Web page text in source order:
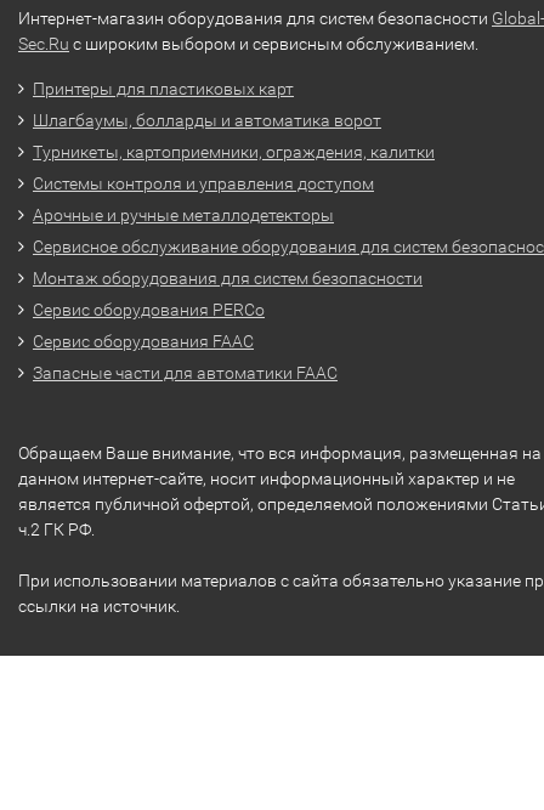
Интернет-магазин оборудования для систем безопасности Global-
Sec.Ru с широким выбором и сервисным обслуживанием.
Принтеры для пластиковых карт
Шлагбаумы, болларды и автоматика ворот
Турникеты, картоприемники, ограждения, калитки
Системы контроля и управления доступом
Арочные и ручные металлодетекторы
Сервисное обслуживание оборудования для систем
Монтаж оборудования для систем безопасности
Сервис оборудования PERCo
Сервис оборудования FAAC
Запасные части для автоматики FAAC
Обращаем Ваше внимание, что вся информация, размещенная на
данном интернет-сайте, носит информационный характер и не
является публичной офертой, определяемой положениями
ч.2 ГК РФ.
При использовании материалов с сайта обязательно указание
ссылки на источник.